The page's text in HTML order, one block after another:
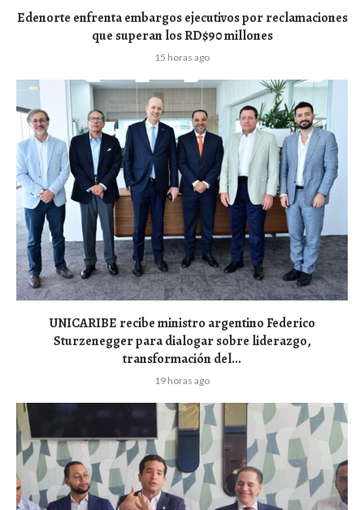
Edenorte enfrenta embargos ejecutivos por reclamaciones
que superan los RD$90 millones
15 horas ago
UNICARIBE recibe ministro argentino Federico
Sturzenegger para dialogar sobre liderazgo,
transformación del...
19 horas ago